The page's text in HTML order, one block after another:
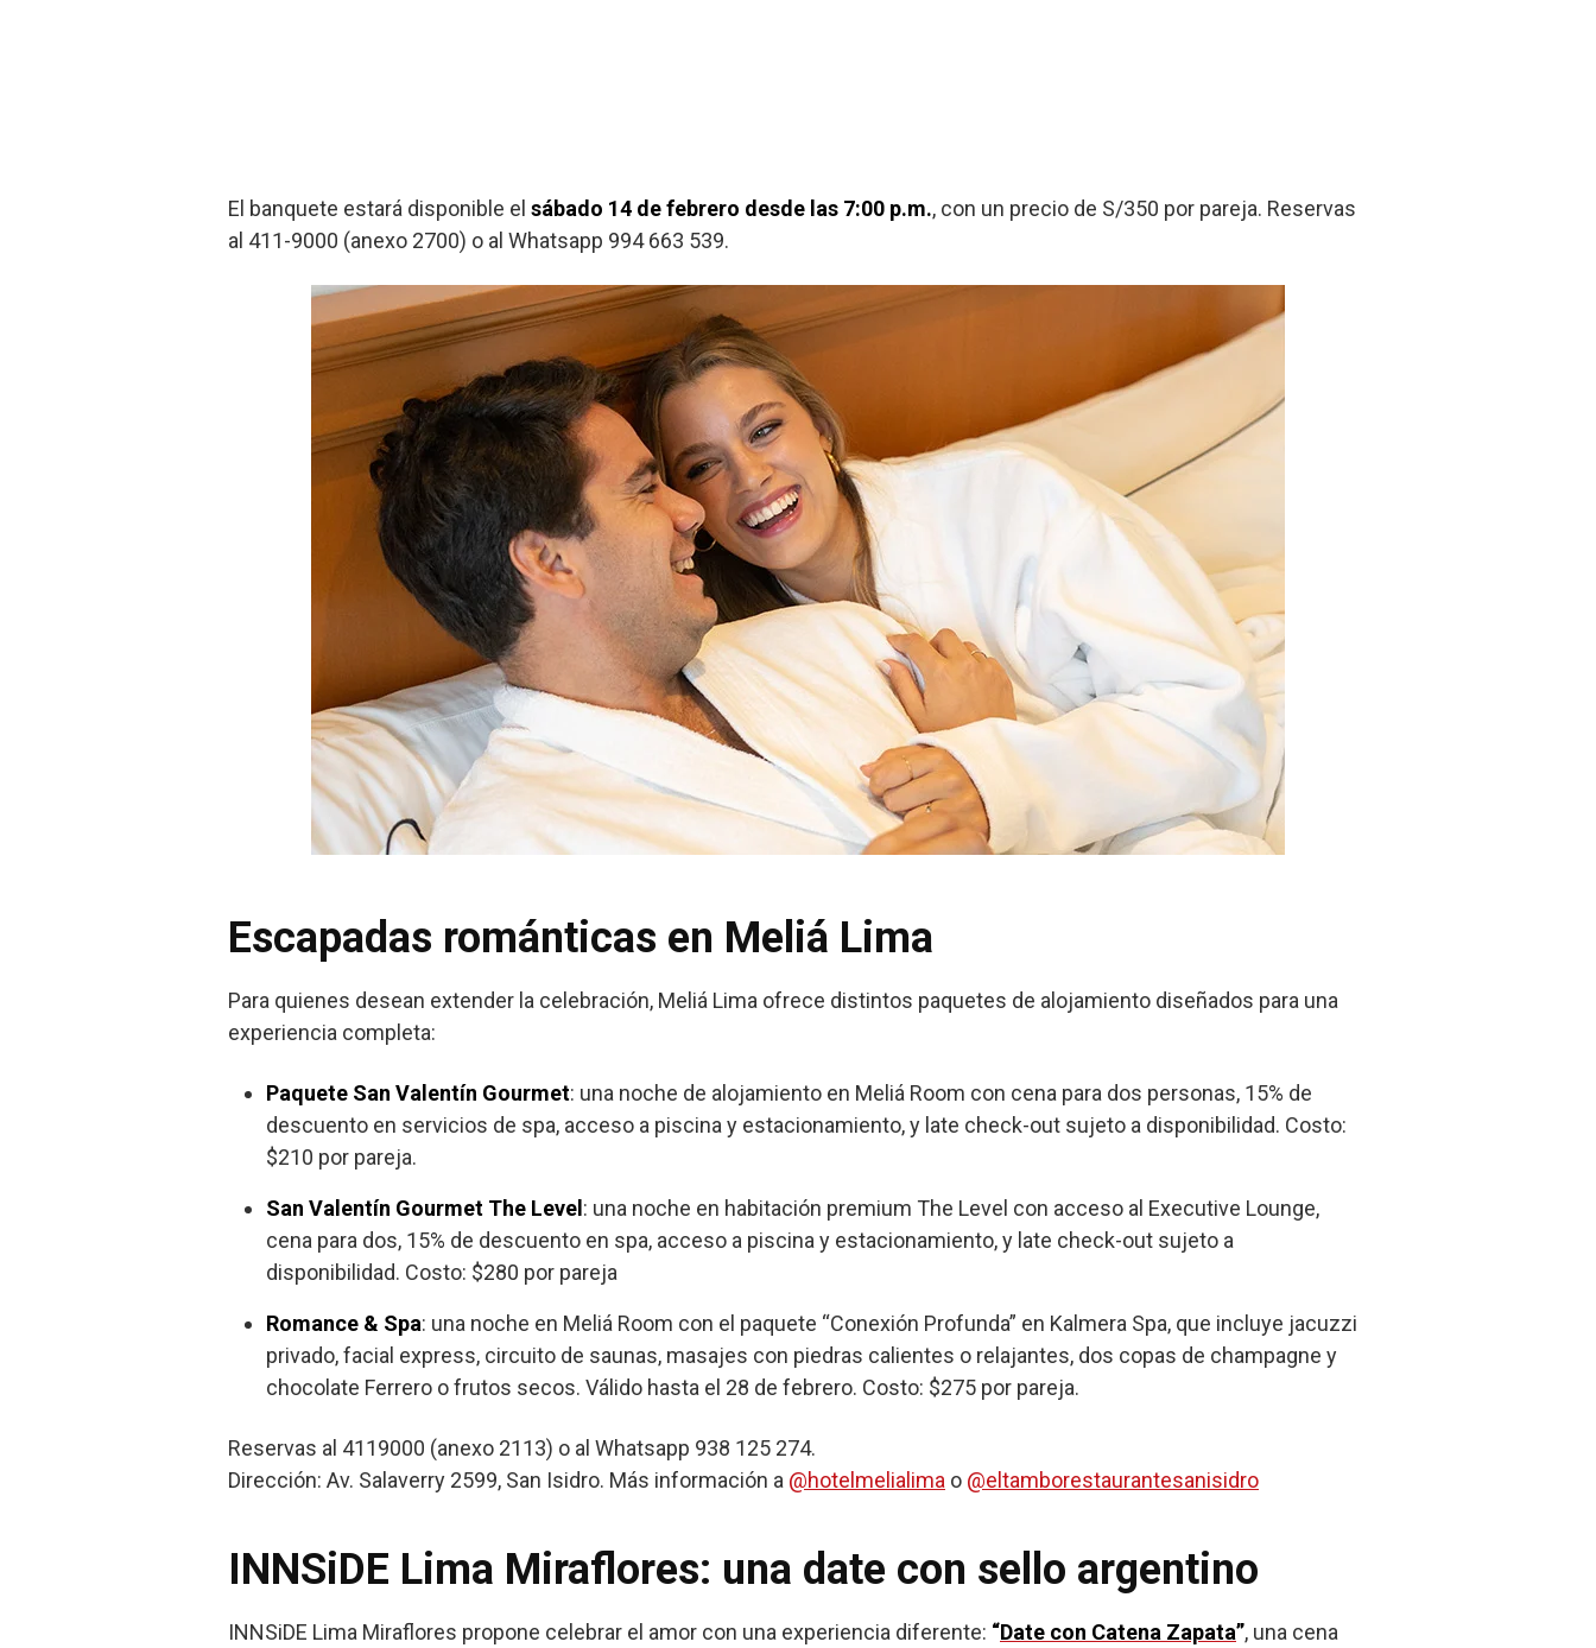
El banquete estará disponible el sábado 14 de febrero desde las 7:00 p.m., con un precio de S/350 por pareja. Reservas
al 411-9000 (anexo 2700) o al Whatsapp 994 663 539.
Escapadas románticas en Meliá Lima
Para quienes desean extender la celebración, Meliá Lima ofrece distintos paquetes de alojamiento diseñados para una
experiencia completa:
Paquete San Valentín Gourmet: una noche de alojamiento en Meliá Room con cena para dos personas, 15% de
descuento en servicios de spa, acceso a piscina y estacionamiento, y late check-out sujeto a disponibilidad. Costo:
$210 por pareja.
San Valentín Gourmet The Level: una noche en habitación premium The Level con acceso al Executive Lounge,
cena para dos, 15% de descuento en spa, acceso a piscina y estacionamiento, y late check-out sujeto a
disponibilidad. Costo: $280 por pareja
Romance & Spa: una noche en Meliá Room con el paquete “Conexión Profunda” en Kalmera Spa, que incluye jacuzzi
privado, facial express, circuito de saunas, masajes con piedras calientes o relajantes, dos copas de champagne y
chocolate Ferrero o frutos secos. Válido hasta el 28 de febrero. Costo: $275 por pareja.
Reservas al 4119000 (anexo 2113) o al Whatsapp 938 125 274.
Dirección: Av. Salaverry 2599, San Isidro. Más información a @hotelmelialima o @eltamborestaurantesanisidro
INNSiDE Lima Miraflores: una date con sello argentino
INNSiDE Lima Miraflores propone celebrar el amor con una experiencia diferente: “Date con Catena Zapata”, una cena